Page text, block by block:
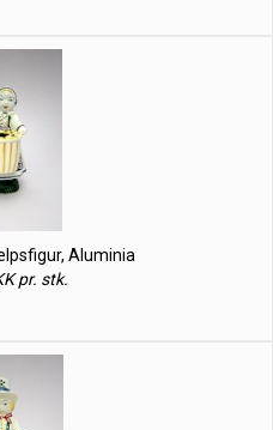
Aluminia
pr. stk.